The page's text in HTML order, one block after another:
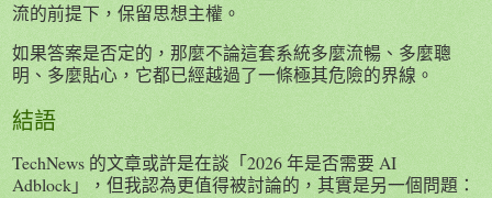
流的前提下，保留思想主權。
如果答案是否定的，那麼不論這套系統多麼流暢、多麼聰
明、多麼貼心，它都已經越過了一條極其危險的界線。
結語
TechNews 的文章或許是在談「2026 年是否需要 AI
Adblock」，但我認為更值得被討論的，其實是另一個問題：